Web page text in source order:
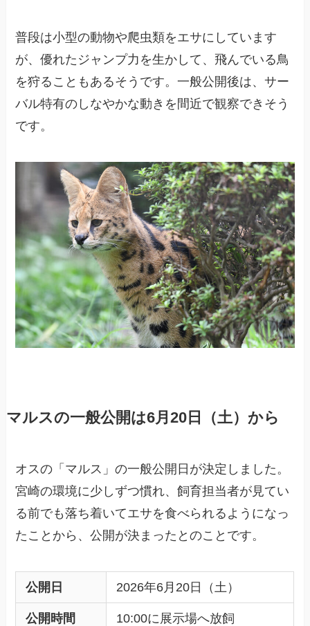
普段は小型の動物や爬虫類をエサにしています
が、優れたジャンプ力を生かして、飛んでいる鳥
を狩ることもあるそうです。一般公開後は、サー
バル特有のしなやかな動きを間近で観察できそう
です。
マルスの一般公開は6月20日（土）から
オスの「マルス」の一般公開日が決定しました。
宮崎の環境に少しずつ慣れ、飼育担当者が見てい
る前でも落ち着いてエサを食べられるようになっ
たことから、公開が決まったとのことです。
公開日 2026年6月20日（土）
公開時間 10:00に展示場へ放飼